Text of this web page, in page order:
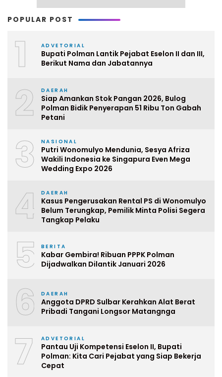
POPULAR POST
1 ADVETORIAL
Bupati Polman Lantik Pejabat Eselon II dan III,
Berikut Nama dan Jabatannya
2 DAERAH
Siap Amankan Stok Pangan 2026, Bulog
Polman Bidik Penyerapan 51 Ribu Ton Gabah
Petani
3 NASIONAL
Putri Wonomulyo Mendunia, Sesya Afriza
Wakili Indonesia ke Singapura Even Mega
Wedding Expo 2026
4 DAERAH
Kasus Pengerusakan Rental PS di Wonomulyo
Belum Terungkap, Pemilik Minta Polisi Segera
Tangkap Pelaku
5 BERITA
Kabar Gembira! Ribuan PPPK Polman
Dijadwalkan Dilantik Januari 2026
6 DAERAH
Anggota DPRD Sulbar Kerahkan Alat Berat
Pribadi Tangani Longsor Matangnga
7 ADVETORIAL
Pantau Uji Kompetensi Eselon II, Bupati
Polman: Kita Cari Pejabat yang Siap Bekerja
Cepat